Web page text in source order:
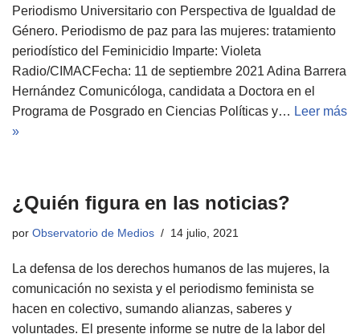
Periodismo Universitario con Perspectiva de Igualdad de
Género. Periodismo de paz para las mujeres: tratamiento
periodístico del Feminicidio Imparte: Violeta
Radio/CIMACFecha: 11 de septiembre 2021 Adina Barrera
Hernández Comunicóloga, candidata a Doctora en el
Programa de Posgrado en Ciencias Políticas y… Leer más
»
¿Quién figura en las noticias?
por Observatorio de Medios 14 julio, 2021
La defensa de los derechos humanos de las mujeres, la
comunicación no sexista y el periodismo feminista se
hacen en colectivo, sumando alianzas, saberes y
voluntades. El presente informe se nutre de la labor del